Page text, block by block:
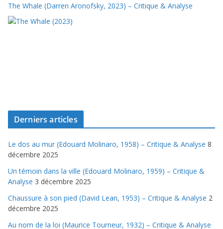
The Whale (Darren Aronofsky, 2023) – Critique & Analyse
Derniers articles
Le dos au mur (Edouard Molinaro, 1958) – Critique & Analyse 8
décembre 2025
Un témoin dans la ville (Edouard Molinaro, 1959) – Critique &
Analyse 3 décembre 2025
Chaussure à son pied (David Lean, 1953) – Critique & Analyse 2
décembre 2025
Au nom de la loi (Maurice Tourneur, 1932) – Critique & Analyse